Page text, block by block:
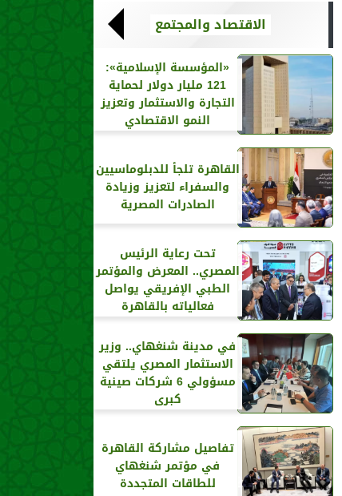
الاقتصاد والمجتمع
«المؤسسة الإسلامية»:
121 مليار دولار لحماية
التجارة والاستثمار وتعزيز
النمو الاقتصادي
القاهرة تلجأ للدبلوماسيين
والسفراء لتعزيز وزيادة
الصادرات المصرية
تحت رعاية الرئيس
المصري.. المعرض والمؤتمر
الطبي الإفريقي يواصل
فعالياته بالقاهرة
في مدينة شنغهاي.. وزير
الاستثمار المصري يلتقي
مسؤولي 6 شركات صينية
كبرى
تفاصيل مشاركة القاهرة
في مؤتمر شنغهاي
للطاقات المتجددة